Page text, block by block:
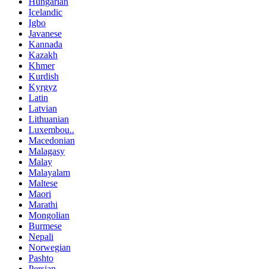
Icelandic
Igbo
Javanese
Kannada
Kazakh
Khmer
Kurdish
Kyrgyz
Latin
Latvian
Lithuanian
Luxembou..
Macedonian
Malagasy
Malay
Malayalam
Maltese
Maori
Marathi
Mongolian
Burmese
Nepali
Norwegian
Pashto